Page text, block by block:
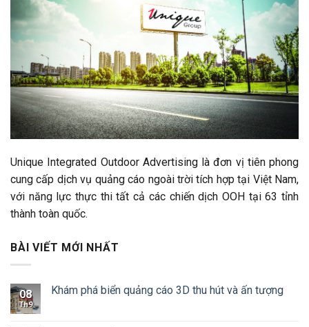
Unique Integrated Outdoor Advertising là đơn vị tiên phong
cung cấp dịch vụ quảng cáo ngoài trời tích hợp tại Việt Nam,
với năng lực thực thi tất cả các chiến dịch OOH tại 63 tỉnh
thành toàn quốc.
BÀI VIẾT MỚI NHẤT
08
Th9
Khám phá biển quảng cáo 3D thu hút và ấn tượng